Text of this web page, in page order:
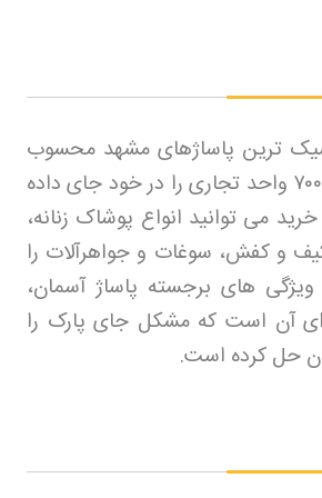
ترین پاساژهای مشهد محسوب
۷۰۰ واحد تجاری را در خود جای داده
می توانید انواع پوشاک زنانه،
و کفش، سوغات و جواهرآلات را
ویژگی های برجسته پاساژ آسمان،
آن است که مشکل جای پارک را
حل کرده است.